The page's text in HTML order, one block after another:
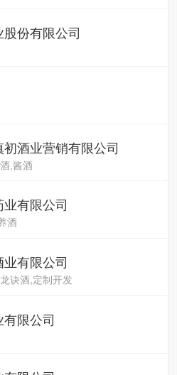
份有限公司
酒业营销有限公司
,酱酒
有限公司
酒
有限公司
诀酒,定制开发
限公司